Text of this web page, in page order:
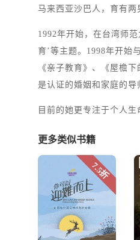
马来西亚沙巴人，育有
1992年开始，在台湾师
育’等主题。1998年开始
《亲子教育》、《屋檐
是认证的婚姻和家庭的
目前的她更专注于个人
更多类似书籍